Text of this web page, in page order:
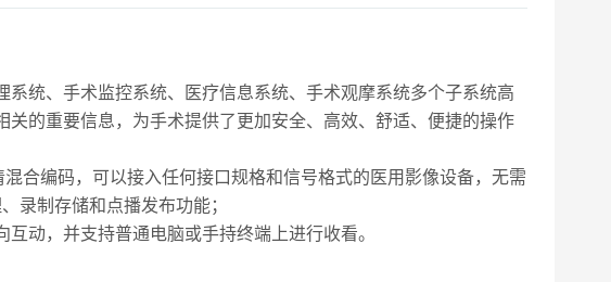
统、手术监控系统、医疗信息系统、手术观摩系统多个子系统高
关的重要信息，为手术提供了更加安全、高效、舒适、便捷的操作
合编码，可以接入任何接口规格和信号格式的医用影像设备， 无需
、 录制存储和点播发布功能；
互动，并支持普通电脑或手持终端上进行收看。